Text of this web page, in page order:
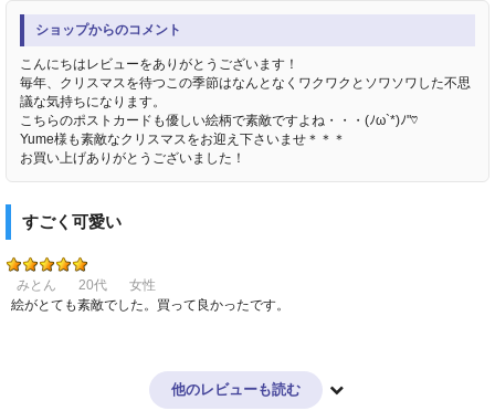
ショップからのコメント
こんにちはレビューをありがとうございます！
毎年、クリスマスを待つこの季節はなんとなくワクワクとソワソワした不思
議な気持ちになります。
こちらのポストカードも優しい絵柄で素敵ですよね・・・(ﾉω`*)ﾉ"♡
Yume様も素敵なクリスマスをお迎え下さいませ＊＊＊
お買い上げありがとうございました！
すごく可愛い
みとん 20代
女性
絵がとても素敵でした。買って良かったです。
他のレビューも読む